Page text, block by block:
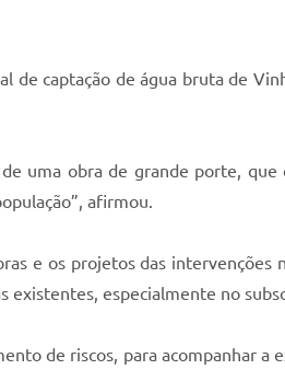
de captação de água bruta de
uma obra de grande porte, que
afirmou.
e os projetos das intervenções
existentes, especialmente no
de riscos, para acompanhar a